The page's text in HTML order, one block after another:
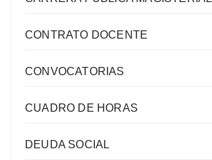
CONTRATO DOCENTE
CONVOCATORIAS
CUADRO DE HORAS
DEUDA SOCIAL